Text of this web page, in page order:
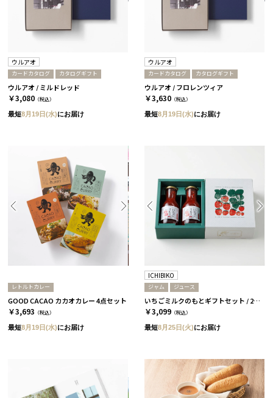
ウルアオ
カードカタログ カタログギフト
ウルアオ / ミルドレッド
￥3,080 （税込）
最短8月19日(水)にお届け
ウルアオ
カードカタログ カタログギフト
ウルアオ / フロレンツィア
￥3,630 （税込）
最短8月19日(水)にお届け
レトルトカレー
GOOD CACAO カカオカレー 4点セット
￥3,693 （税込）
最短8月19日(水)にお届け
ICHIBIKO
ジャム ジュース
いちごミルクのもとギフトセット / 2本 / いちご［ICHIBIKO］
￥3,099 （税込）
最短8月25日(火)にお届け